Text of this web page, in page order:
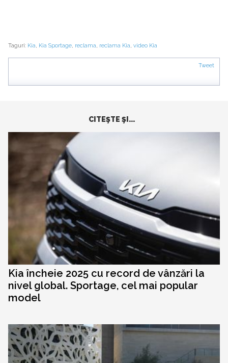
Taguri: Kia, Kia Sportage, reclama, reclama Kia, video Kia
Tweet
CITEŞTE ŞI...
Kia încheie 2025 cu record de vânzări la
nivel global. Sportage, cel mai popular
model